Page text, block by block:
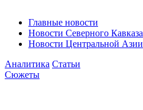
Главные новости
Новости Северного Кавказа
Новости Центральной Азии
Аналитика Статьи
Сюжеты